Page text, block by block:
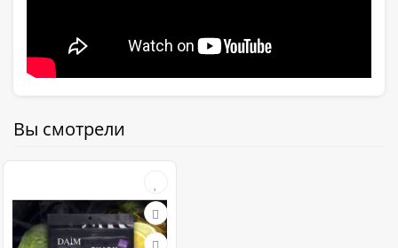
Вы смотрели